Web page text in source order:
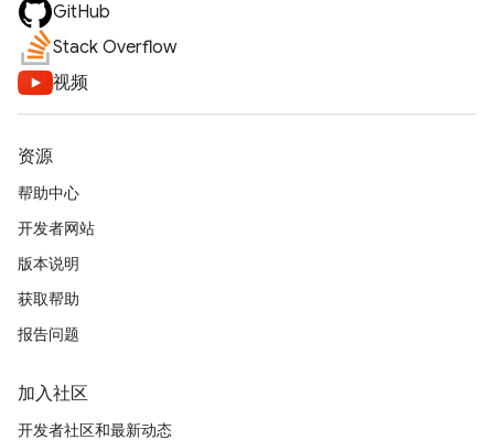
GitHub
Stack Overflow
视频
资源
帮助中心
开发者网站
版本说明
获取帮助
报告问题
加入社区
开发者社区和最新动态